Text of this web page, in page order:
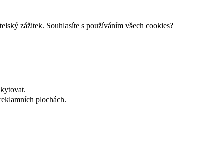
zážitek. Souhlasíte s používáním všech cookies?
plochách.